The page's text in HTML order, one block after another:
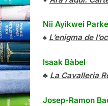
Nii Ayikwei
♠ L’enigma de
Isaak Bàbel
♣ La Cavalleria
Josep-Ramon